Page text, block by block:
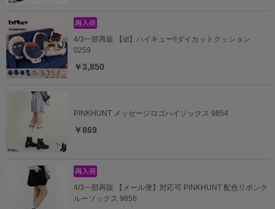
4/3一部再販 【qt】ハイキュー!!ダイカットクッション
0259
￥3,850
PINKHUNT メッセージロゴハイソックス 9854
￥869
4/3一部再販 【メール便】対応可 PINKHUNT 配色リボンク
ルーソックス 9856